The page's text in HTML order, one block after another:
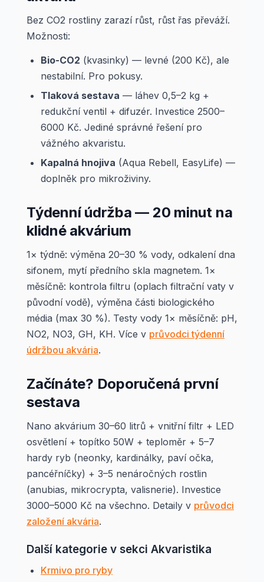
Bez CO2 rostliny zarazí růst, růst řas převáží.
Možnosti:
Bio-CO2 (kvasinky) — levné (200 Kč), ale
nestabilní. Pro pokusy.
Tlaková sestava — láhev 0,5–2 kg +
redukční ventil + difuzér. Investice 2500–
6000 Kč. Jediné správné řešení pro
vážného akvaristu.
Kapalná hnojiva (Aqua Rebell, EasyLife) —
doplněk pro mikroživiny.
Týdenní údržba — 20 minut na
klidné akvárium
1× týdně: výměna 20–30 % vody, odkalení dna
sifonem, mytí předního skla magnetem. 1×
měsíčně: kontrola filtru (oplach filtrační vaty v
původní vodě), výměna části biologického
média (max 30 %). Testy vody 1× měsíčně: pH,
NO2, NO3, GH, KH. Více v průvodci týdenní
údržbou akvária.
Začínáte? Doporučená první
sestava
Nano akvárium 30–60 litrů + vnitřní filtr + LED
osvětlení + topítko 50W + teploměr + 5–7
hardy ryb (neonky, kardinálky, paví očka,
pancéřníčky) + 3–5 nenáročných rostlin
(anubias, mikrocrypta, valisnerie). Investice
3000–5000 Kč na všechno. Detaily v průvodci
založení akvária.
Další kategorie v sekci Akvaristika
Krmivo pro ryby